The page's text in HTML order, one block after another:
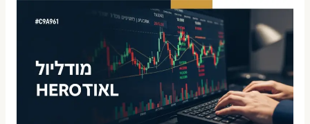
כמה
כסף
צריך
לחיות
מסחר
יומי